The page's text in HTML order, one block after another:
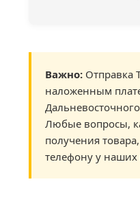
Важно: Отправка
наложенным
Любые вопросы,
получения
телефону у